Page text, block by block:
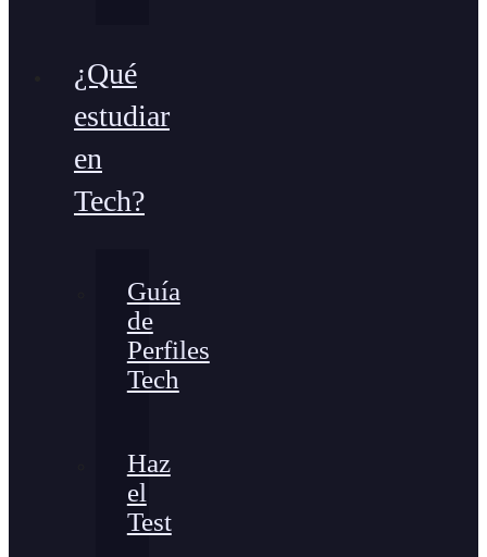
¿Qué
estudiar
en
Tech?
Guía
de
Perfiles
Tech
Haz
el
Test